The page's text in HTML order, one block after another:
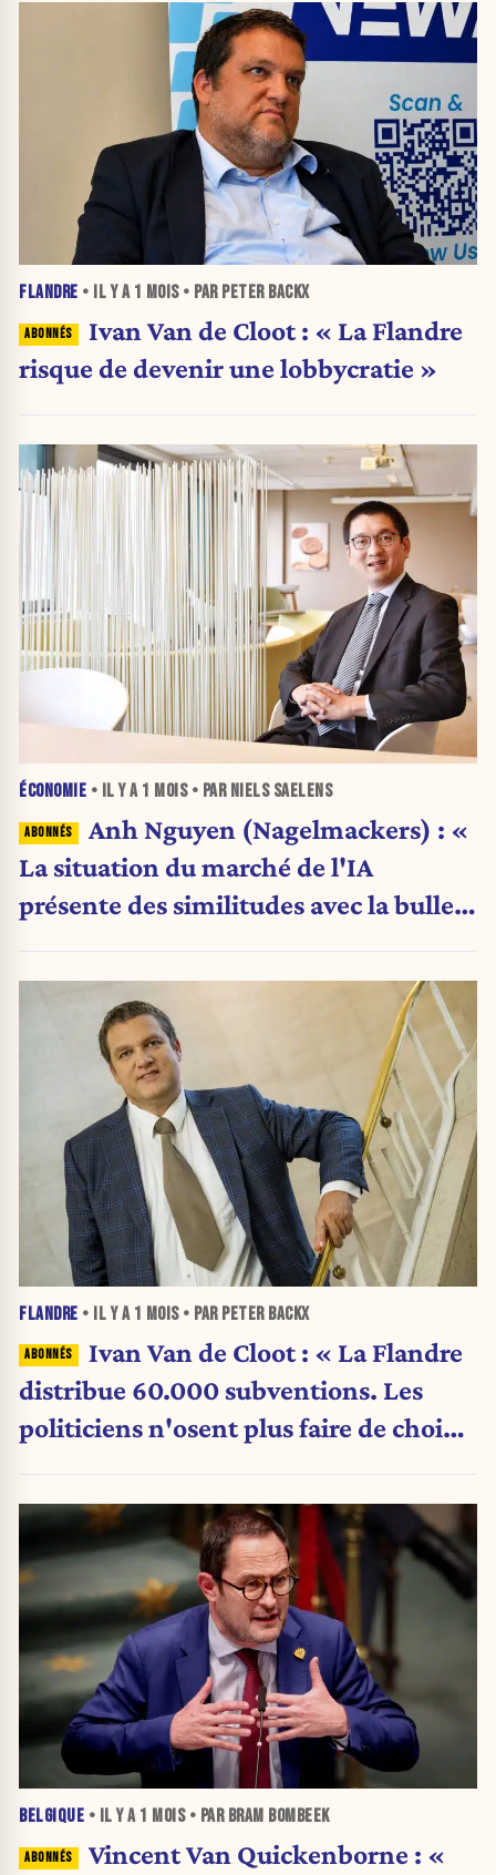
FLANDRE • IL Y A 1 MOIS• PAR PETER BACKX
Ivan Van de Cloot : « La Flandre
risque de devenir une lobbycratie »
ÉCONOMIE • IL Y A 1 MOIS• PAR NIELS SAELENS
Anh Nguyen (Nagelmackers) : «
La situation du marché de l'IA
présente des similitudes avec la bulle
FLANDRE • IL Y A 1 MOIS• PAR PETER BACKX
Ivan Van de Cloot : « La Flandre
distribue 60.000 subventions. Les
politiciens n'osent plus faire de choix.
BELGIQUE • IL Y A 1 MOIS• PAR BRAM BOMBEEK
Vincent Van Quickenborne : «